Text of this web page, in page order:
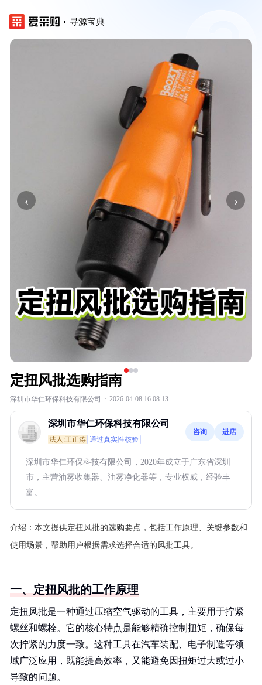
寻源宝典
‹ ›
定扭风批选购指南
深圳市华仁环保科技有限公司 · 2026-04-08 16:08:13
深圳市华仁环保科技有限公司
法人:王正涛 通过真实性核验
咨询 进店
深圳市华仁环保科技有限公司，2020年成立于广东省深圳
市，主营油雾收集器、油雾净化器等，专业权威，经验丰
富。
介绍： 本文提供定扭风批的选购要点，包括工作原理、关键参数和
使用场景，帮助用户根据需求选择合适的风批工具。
一、定扭风批的工作原理
定扭风批是一种通过压缩空气驱动的工具，主要用于拧紧
螺丝和螺栓。它的核心特点是能够精确控制扭矩，确保每
次拧紧的力度一致。这种工具在汽车装配、电子制造等领
域广泛应用，既能提高效率，又能避免因扭矩过大或过小
导致的问题。